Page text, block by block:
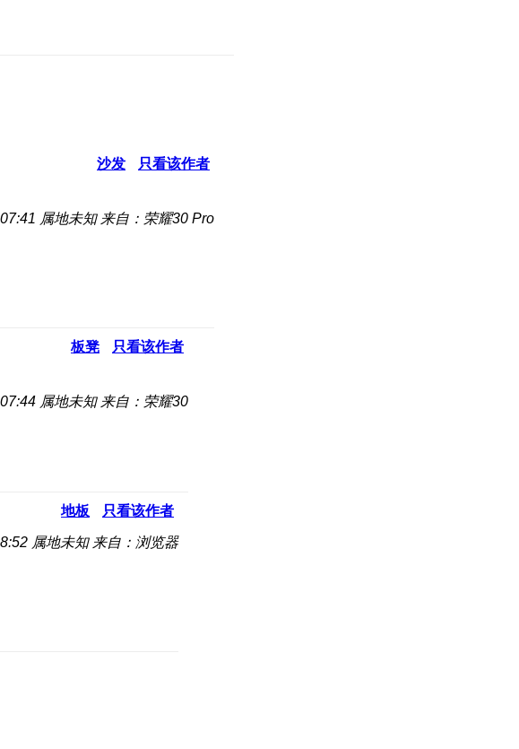
沙发 只看该作者
属地未知 来自：荣耀30 Pro
板凳 只看该作者
属地未知 来自：荣耀30
地板 只看该作者
属地未知 来自：浏览器